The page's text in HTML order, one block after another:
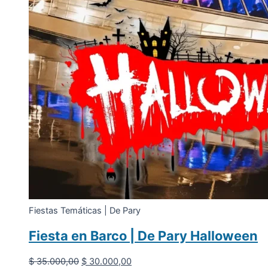
Fiestas Temáticas | De Pary
Fiesta en Barco | De Pary Halloween
$35.000,00 El
$ 30.000,00El